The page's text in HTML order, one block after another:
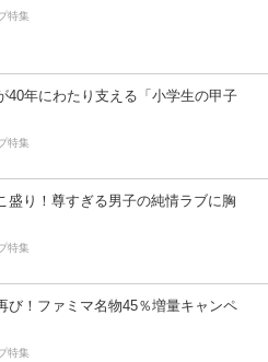
特集
40年にわたり支える「小学生の甲子
特集
盛り！尊すぎる男子の純情ラブに胸
特集
び！ファミマ名物45％増量キャンペ
特集